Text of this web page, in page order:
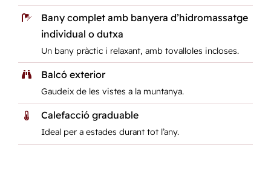
Bany complet amb banyera d’hidromassatge
individual o dutxa
Un bany pràctic i relaxant, amb tovalloles incloses.
Balcó exterior
Gaudeix de les vistes a la muntanya.
Calefacció graduable
Ideal per a estades durant tot l’any.